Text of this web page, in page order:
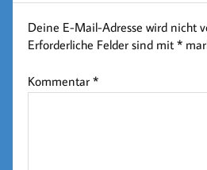
Deine E-Mail-Adresse wird nicht
Erforderliche Felder sind mit*
Kommentar*